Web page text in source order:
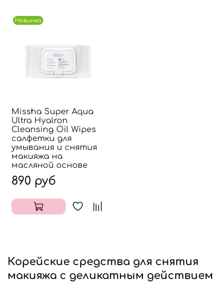
Новинка
Missha Super Aqua
Ultra Hyalron
Cleansing Oil Wipes
салфетки для
умывания и снятия
макияжа на
масляной основе
890 руб
Корейские средства для снятия
макияжа с деликатным действием